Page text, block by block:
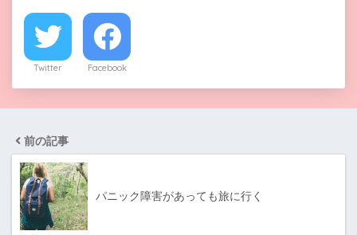
Twitter Facebook
前の記事
パニック障害があっても旅に行く